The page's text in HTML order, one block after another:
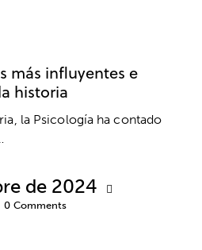
más influyentes e
historia
la Psicología ha contado
de 2024
0 Comments